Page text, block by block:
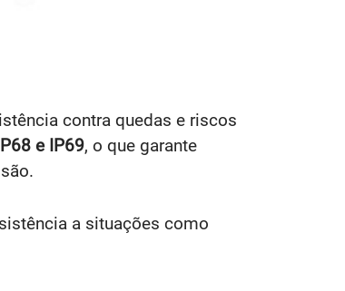
contra quedas e riscos
e IP69, o que garante
a situações como